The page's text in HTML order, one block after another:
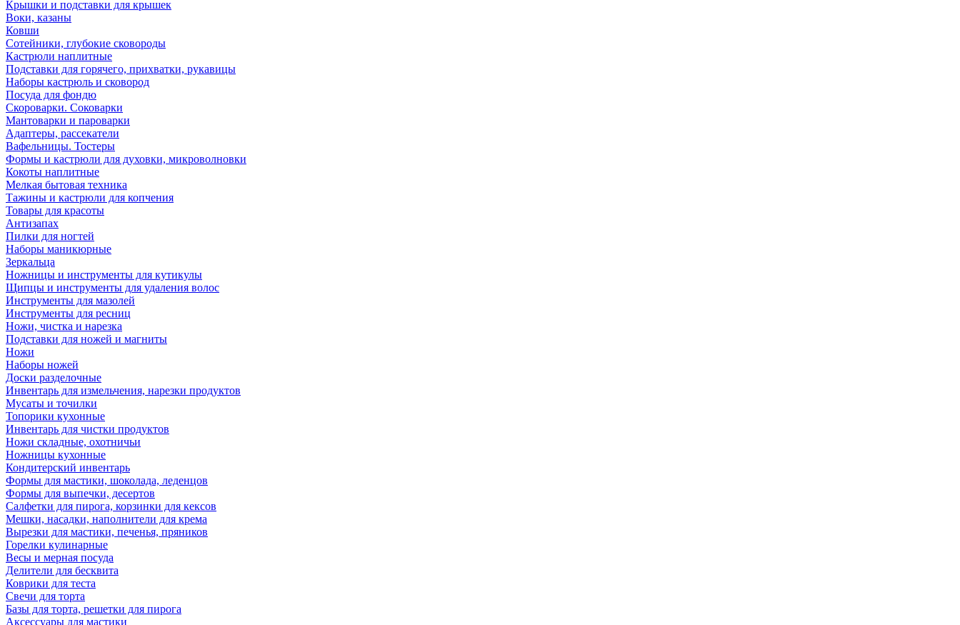
Крышки и подставки для крышек
Воки, казаны
Ковши
Сотейники, глубокие сковороды
Кастрюли наплитные
Подставки для горячего, прихватки, рукавицы
Наборы кастрюль и сковород
Посуда для фондю
Скороварки. Соковарки
Мантоварки и пароварки
Адаптеры, рассекатели
Вафельницы. Тостеры
Формы и кастрюли для духовки, микроволновки
Кокоты наплитные
Мелкая бытовая техника
Тажины и кастрюли для копчения
Товары для красоты
Антизапах
Пилки для ногтей
Наборы маникюрные
Зеркальца
Ножницы и инструменты для кутикулы
Щипцы и инструменты для удаления волос
Инструменты для мазолей
Инструменты для ресниц
Ножи, чистка и нарезка
Подставки для ножей и магниты
Ножи
Наборы ножей
Доски разделочные
Инвентарь для измельчения, нарезки продуктов
Мусаты и точилки
Топорики кухонные
Инвентарь для чистки продуктов
Ножи складные, охотничьи
Ножницы кухонные
Кондитерский инвентарь
Формы для мастики, шоколада, леденцов
Формы для выпечки, десертов
Салфетки для пирога, корзинки для кексов
Мешки, насадки, наполнители для крема
Вырезки для мастики, печенья, пряников
Горелки кулинарные
Весы и мерная посуда
Делители для бесквита
Коврики для теста
Свечи для торта
Базы для торта, решетки для пирога
Аксессуары для мастики